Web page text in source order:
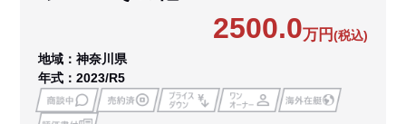
2500.0万円(税込)
地域：神奈川県
年式：2023/R5